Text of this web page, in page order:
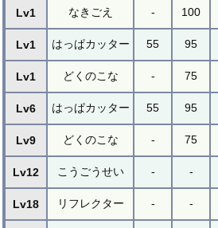
Lv1 なきごえ - 100
Lv1 はっぱカッター 55 95
Lv1 どくのこな - 75
Lv6 はっぱカッター 55 95
Lv9 どくのこな - 75
Lv12 こうごうせい - -
Lv18 リフレクター - -